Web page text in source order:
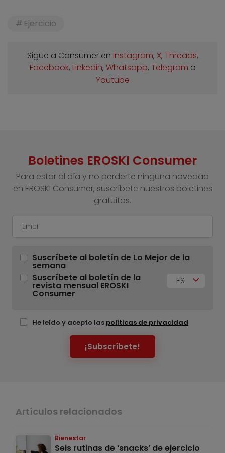
Ejercicio
Sigue a Consumer en Instagram, X, Threads,
Facebook, Linkedin, Whatsapp, Telegram o
Youtube
Boletines EROSKI Consumer
Para estar al día y no perderte ninguna novedad
en EROSKI Consumer, suscríbete nuestros boletines
gratuitos.
Suscríbete al boletín de Lo Mejor de la
semana
Suscríbete al boletín de la
revista mensual EROSKI
Consumer
ES
He leído y acepto las políticas de privacidad
¡Subscríbete!
Artículos relacionados
Bienestar
Seis rutinas de ‘snacks’ de ejercicio